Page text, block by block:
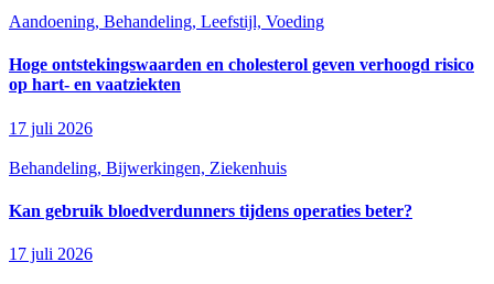
Aandoening, Behandeling, Leefstijl, Voeding
Hoge ontstekingswaarden en cholesterol geven verhoogd risico
op hart- en vaatziekten
17 juli 2026
Behandeling, Bijwerkingen, Ziekenhuis
Kan gebruik bloedverdunners tijdens operaties beter?
17 juli 2026